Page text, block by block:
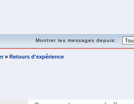
Montrer les messages depuis:
» Retours d'expérience